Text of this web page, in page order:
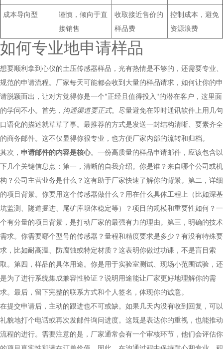
成本导向型
谨慎，倾向于直
接销售
收取接近售价的
样品费
控制成本，避免
资源浪费
如何专业地申请样品
想要顺利拿到心仪的土压传感器样品，光有热情是不够的，还需要专业、
规范的申请流程。厂家每天可能都会收到大量的样品请求，如何让你的申
请脱颖而出，让对方觉得你是一个"正经且值得投入"的潜在客户，这里面
的学问不小。首先， 沟通渠道要正式。尽量避免在即时通讯软件上用几句
口语化的描述就草草了事。最推荐的方式是发送一封结构清晰、要素齐全
的商务邮件。这不仅显得你很专业，也方便厂家内部的流转和归档。
其次， 申请邮件的内容是核心。一份高质量的样品申请邮件，应该包含以
下几个关键信息点：第一，清晰的自我介绍。你是谁？来自哪个公司或机
构？公司主营业务是什么？这有助于厂家快速了解你的背景。第二，详细
的项目背景。你要用这个传感器做什么？用在什么具体工程上（比如深基
坑监测、隧道掘进、尾矿库坝体稳定等）？项目的规模和重要性如何？一
个有分量的项目背景，是打动厂家的最强有力的理由。第三，明确的技术
需求。你需要哪个型号的传感器？量程和精度要求是多少？有没有特殊要
求，比如耐高温、防腐蚀或特定材质？这表明你做过功课，不是盲目索
取。第四，样品的具体用途。你是用于实验室测试、现场小范围试验，还
是为了进行系统集成兼容性验证？说明用途能让厂家更好地理解你的需
求。最后，留下完整的联系方式和个人签名，体现你的诚意。
在提交申请后，主动的跟进也不可或缺。如果几天内没有收到回复，可以
礼貌地打个电话或再次发邮件询问进度。这既是表达你的重视，也能推动
流程的进行。需要注意的是，厂家通常会有一个审核环节，他们会评估你